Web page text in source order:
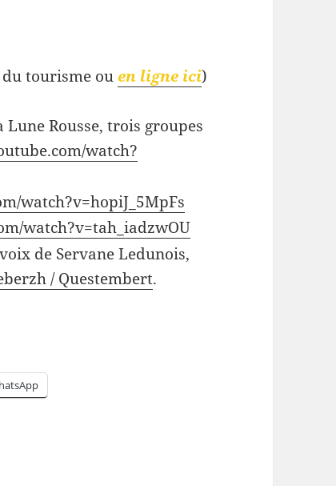
tourisme ouen ligne ici)
Rousse, trois groupes
watch?
watch?v=hopiJ_5MpFs
watch?v=tah_iadzwOU
de Servane Ledunois,
/ Questembert.